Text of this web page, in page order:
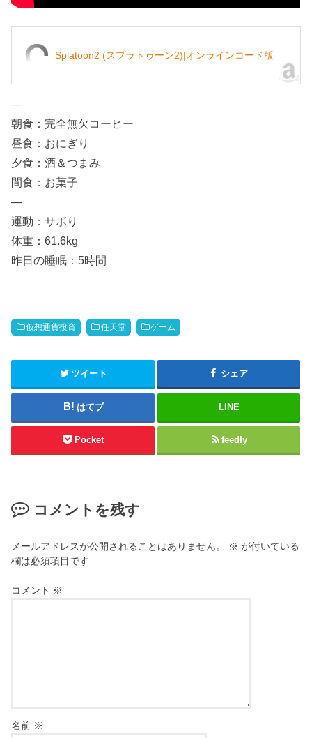
Splatoon2 (スプラトゥーン2)|オンラインコード版
—
朝食：完全無欠コーヒー
昼食：おにぎり
夕食：酒＆つまみ
間食：お菓子
—
運動：サボり
体重：61.6kg
昨日の睡眠：5時間
仮想通貨投資 任天堂 ゲーム
ツイート シェア
はてブ LINE
Pocket feedly
コメントを残す
メールアドレスが公開されることはありません。 ※ が付いている
欄は必須項目です
コメント ※
名前 ※